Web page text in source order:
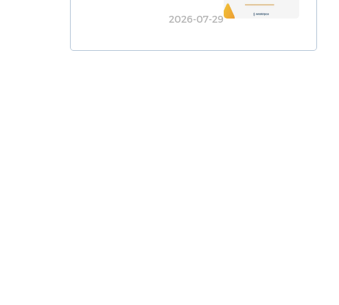
2026-07-29